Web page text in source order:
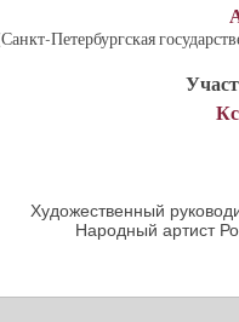
Петербургская
Художественный
Народный артист